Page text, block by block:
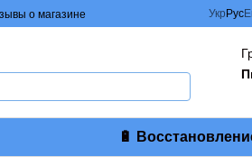
о магазине
Укр Рус
🔋